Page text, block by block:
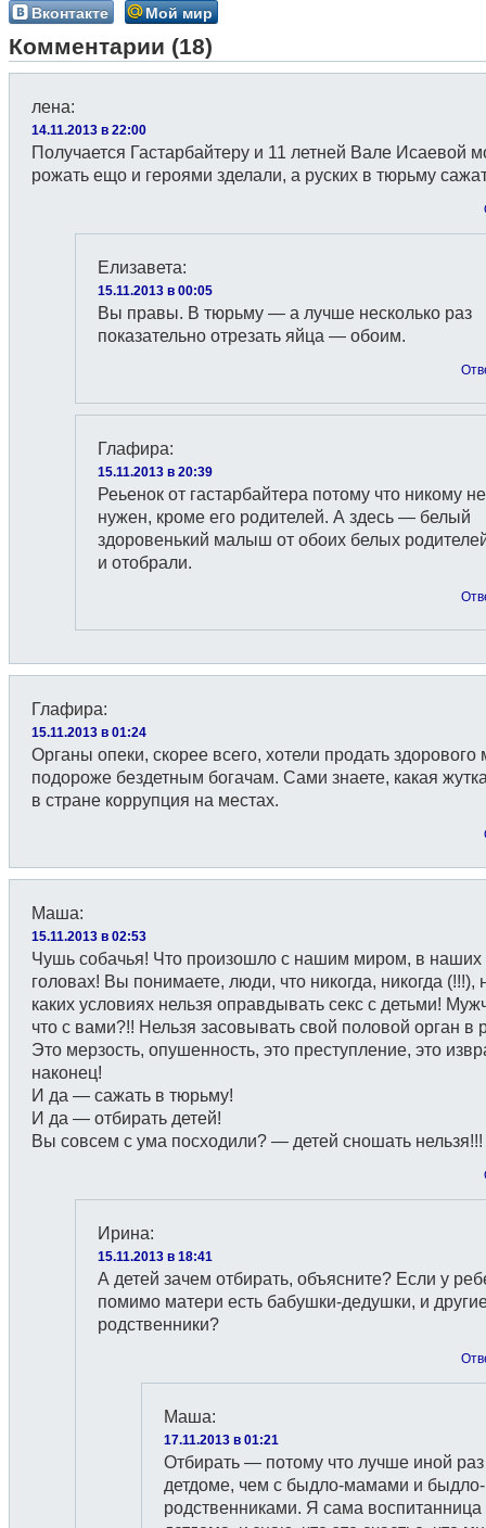
Вконтакте Мой мир
Комментарии (18)
лена:
14.11.2013 в 22:00
Получается Гастарбайтеру и 11 летней Вале Исаевой
рожать ещо и героями зделали, а руских в тюрьму
Елизавета:
15.11.2013 в 00:05
Вы правы. В тюрьму — а лучше несколько раз
показательно отрезать яйца — обоим.
Глафира:
15.11.2013 в 20:39
Реьенок от гастарбайтера потому что никому не
нужен, кроме его родителей. А здесь — белый
здоровенький малыш от обоих белых
и отобрали.
Глафира:
15.11.2013 в 01:24
Органы опеки, скорее всего, хотели продать
подороже бездетным богачам. Сами знаете, какая
в стране коррупция на местах.
Маша:
15.11.2013 в 02:53
Чушь собачья! Что произошло с нашим миром, в наших
головах! Вы понимаете, люди, что никогда, никогда (!!!),
каких условиях нельзя оправдывать секс с детьми!
что с вами?!! Нельзя засовывать свой половой орган в
Это мерзость, опушенность, это преступление, это
наконец!
И да — сажать в тюрьму!
И да — отбирать детей!
Вы совсем с ума посходили? — детей сношать нельзя!!!
Ирина:
15.11.2013 в 18:41
А детей зачем отбирать, объясните? Если у
помимо матери есть бабушки-дедушки, и
родственники?
Маша:
17.11.2013 в 01:21
Отбирать — потому что лучше иной
детдоме, чем с быдло-мамами и быдло-
родственниками. Я сама воспитанница